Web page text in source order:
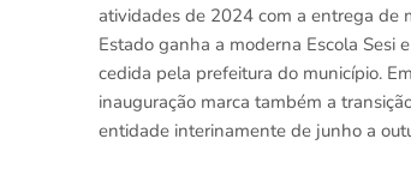
atividades de 2024 com a entrega de
Estado ganha a moderna Escola Sesi
cedida pela prefeitura do município.
inauguração marca também a
entidade interinamente de junho a